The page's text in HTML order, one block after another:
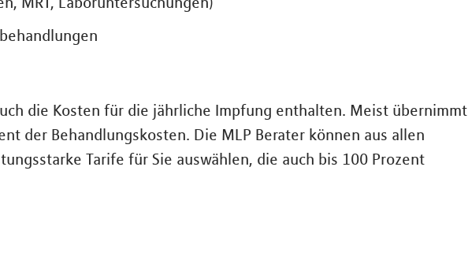
die Kosten für die jährliche Impfung enthalten. Meist übernimmt
der Behandlungskosten. Die MLP Berater können aus allen
Tarife für Sie auswählen, die auch bis 100 Prozent